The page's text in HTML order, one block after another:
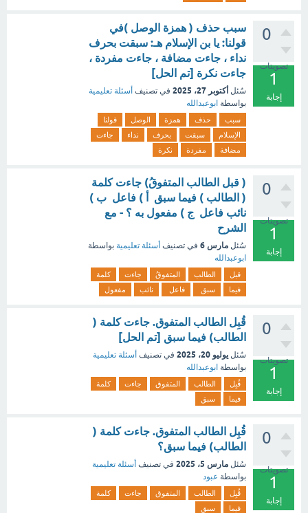
0
تصويتات
1
إجابة
سبب حذف ( همزة الوصل )في
قولنا: يا بن الإسلام هـ: سبقت بحرف
نداء ، جاءت مضافة ، جاءت مفردة ،
جاءت نكرة [تم الحل]
سُئل أكتوبر 27، 2025 في تصنيف أسئلة تعليمية
بواسطة ابوعبدالله
سبب حذف همزة الوصل
قولنا
الإسلام
سبقت بحرف نداء
جاءت
مضافة
مفردة نكرة
0
تصويتات
1
إجابة
( قبل الطالب المتفوقُ) جاءت كلمة
( الطالب ) فيما سبق أ ) فاعل ب )
نائب فاعل ج ) مفعول به ؟ - مع
الشرح
سُئل مارس 6 في تصنيف أسئلة تعليمية بواسطة
ابوعبدالله
قبل الطالب المتفوقُ جاءت
كلمة
فيما
سبق فاعل نائب مفعول
0
تصويتات
1
إجابة
قُبِل الطالب المتفوق. جاءت كلمة (
الطالب) فيما سبق [تم الحل]
سُئل يوليو 20، 2025 في تصنيف أسئلة تعليمية
بواسطة ابوعبدالله
قُبِل الطالب المتفوق جاءت
كلمة
فيما
سبق
0
تصويتات
1
إجابة
قُبِل الطالب المتفوق. جاءت كلمة (
الطالب) فيما سبق؟
سُئل مارس 5، 2025 في تصنيف أسئلة تعليمية
بواسطة عبود
قُبِل الطالب المتفوق جاءت
كلمة
فيما
سبق